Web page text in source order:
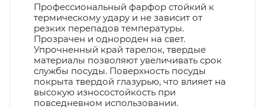
Профессиональный фарфор стойкий к
термическому удару и не зависит от
резких перепадов температуры.
Прозрачен и однороден на свет.
Упрочненный край тарелок, твердые
материалы позволяют увеличивать срок
службы посуды. Поверхность посуды
покрыта твердой глазурью, что влияет на
высокую износостойкость при
повседневном использовании.